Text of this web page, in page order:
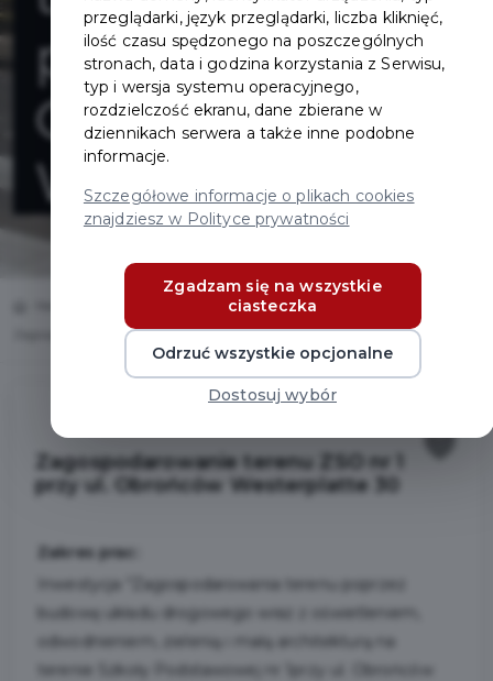
przy ul.
Obrońców
Westerplatte 30
Zagospodarowanie terenu ZSO nr 1 przy ul. Obrońców Westerplatte 30
Zagospodarowanie terenu ZSO nr 1
przy ul. Obrońców Westerplatte 30
Zakres prac:
Inwestycja "Zagospodarowania terenu poprzez
budowę układu drogowego wraz z oświetleniem,
odwodnieniem, zielenią i małą architekturą na
terenie Szkoły Podstawowej nr 1przy ul. Obrońców
przeglądarki, język przeglądarki, liczba kliknięć,
ilość czasu spędzonego na poszczególnych
stronach, data i godzina korzystania z Serwisu,
typ i wersja systemu operacyjnego,
rozdzielczość ekranu, dane zbierane w
dziennikach serwera a także inne podobne
informacje.
Szczegółowe informacje o plikach cookies
znajdziesz w Polityce prywatności
Zgadzam się na wszystkie
ciasteczka
Odrzuć wszystkie opcjonalne
Dostosuj wybór